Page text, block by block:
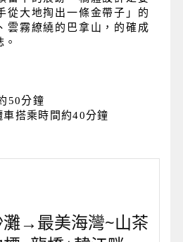
從大地掏出一條金帶子」的
雲霧繚繞的巴拿山，的確成
50分鐘
搭乘時間約40分鐘
→最美海灣~山茶